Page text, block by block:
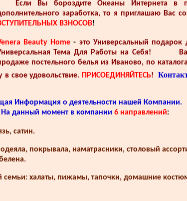
Если Вы бороздите Океаны Интернета в
заработка, то я приглашаю Вас
ВЗНОСОВ!
Beauty Home - это Универсальный
Тема Для Работы на Себя!
постельного белья из Иваново, по
свое удовольствие. ПРИСОЕДИНЯЙТЕСЬ!
Информация о деятельности нашей Компании.
На данный момент в компании 6 направлений:
сатин.
покрывала, наматрасники, столовый
халаты, пижамы, тапочки, домашние